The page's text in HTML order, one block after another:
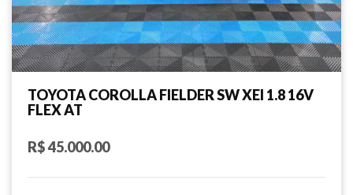
TOYOTA COROLLA FIELDER SW XEI 1.8 16V
FLEX AT
R$ 45.000.00